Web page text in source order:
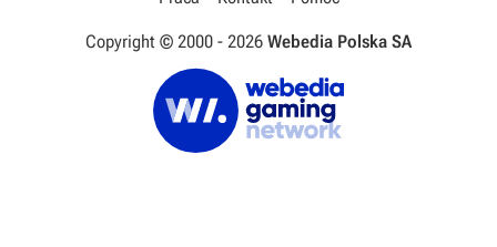
Copyright © 2000 - 2026 Webedia Polska SA